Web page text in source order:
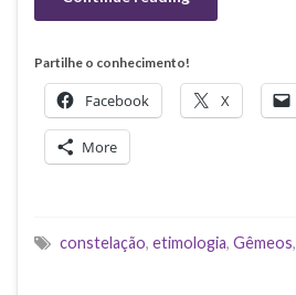
Partilhe o conhecimento!
Facebook X
More
constelação, etimologia, Gêmeos,